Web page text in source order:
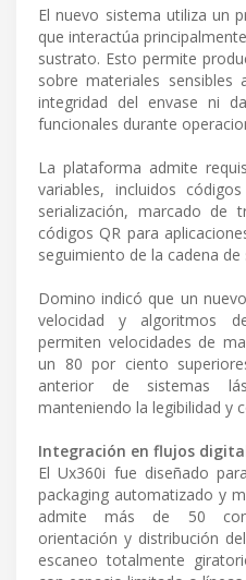
El nuevo sistema utiliza un
que interactúa
sustrato. Esto permite
sobre materiales
integridad del envase ni
funcionales durante
La plataforma admite
variables, incluidos
serialización, marcado de
códigos QR para
seguimiento de la cadena de
Domino indicó que un
velocidad y algoritmos
permiten velocidades de
un 80 por ciento
anterior de sistemas
manteniendo la legibilidad y
Integración en flujos
El Ux360i fue diseñado
packaging automatizado y
admite más de 50
orientación y distribución
escaneo totalmente